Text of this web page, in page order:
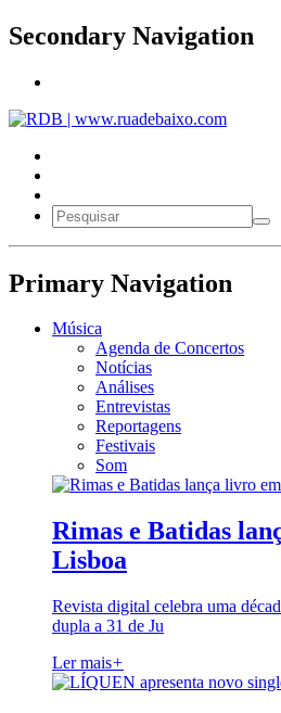
Secondary Navigation
Primary Navigation
Música
Agenda de Concertos
Notícias
Análises
Entrevistas
Reportagens
Festivais
Som
Rimas e Batidas
Lisboa
Revista digital celebra uma
dupla a 31 de Ju
Ler mais+